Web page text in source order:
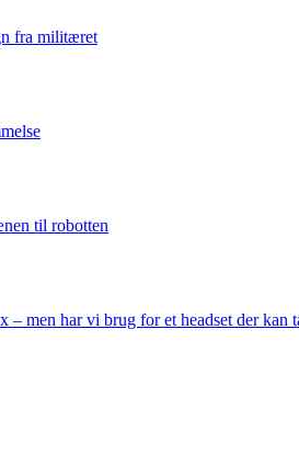
fra militæret
til robotten
men har vi brug for et headset der kan